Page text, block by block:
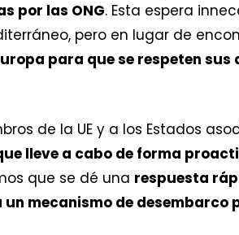
por las ONG. Esta espera
pero en lugar de
para que se respeten sus
de la UE y a los Estados
lleve a cabo de forma
que se dé una respuesta
mecanismo de desembarco